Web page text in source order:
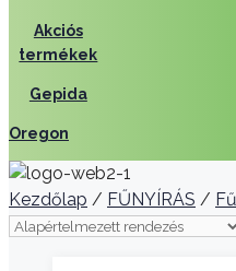
Akciós
termékek
Gepida
Oregon
Kezdőlap / FŰNYÍRÁS /